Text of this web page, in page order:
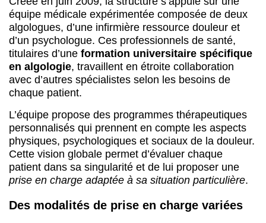
équipe médicale expérimentée composée de deux
algologues, d’une infirmière ressource douleur et
d’un psychologue. Ces professionnels de santé,
titulaires d’une formation universitaire spécifique
en algologie, travaillent en étroite collaboration
avec d’autres spécialistes selon les besoins de
chaque patient.
L’équipe propose des programmes thérapeutiques
personnalisés qui prennent en compte les aspects
physiques, psychologiques et sociaux de la douleur.
Cette vision globale permet d’évaluer chaque
patient dans sa singularité et de lui proposer une
prise en charge adaptée à sa situation particulière.
Des modalités de prise en charge variées